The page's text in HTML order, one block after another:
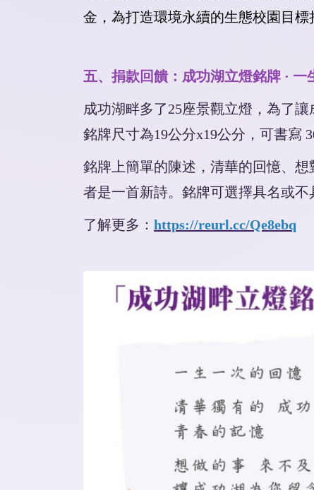
金，為打造環境永續的生態校園目標
五、捐款回饋：成功湖立燈銘牌 · 一
成功湖畔多了25座景觀立燈，為了
銘牌尺寸為19公分x19公分，可書寫
銘牌上簡單的陳述，清華的回憶、
者是一首新詩。銘牌可選擇具名或不
了解更多： https://reurl.cc/Qe8ebq